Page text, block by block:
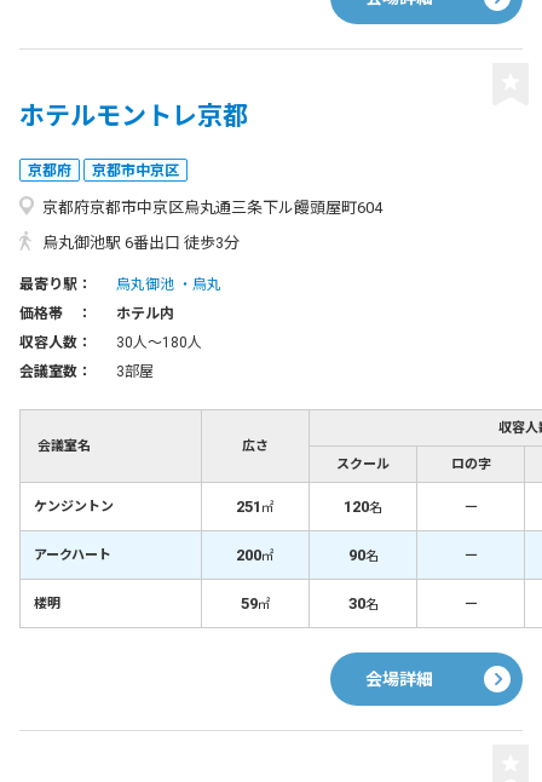
ホテルモントレ京都
京都府 京都市中京区
京都府京都市中京区烏丸通三条下ル饅頭屋町604
烏丸御池駅 6番出口 徒歩3分
最寄り駅： 烏丸御池
烏丸
価格帯 ：
ホテル内
収容人数：
30人〜180人
会議室数：
3部屋
会議室名 広さ
収容人
スクール ロの字
ケンジントン 251 ㎡ 120名 －
アークハート 200㎡ 90名 －
楼明 59㎡ 30名 －
会場詳細